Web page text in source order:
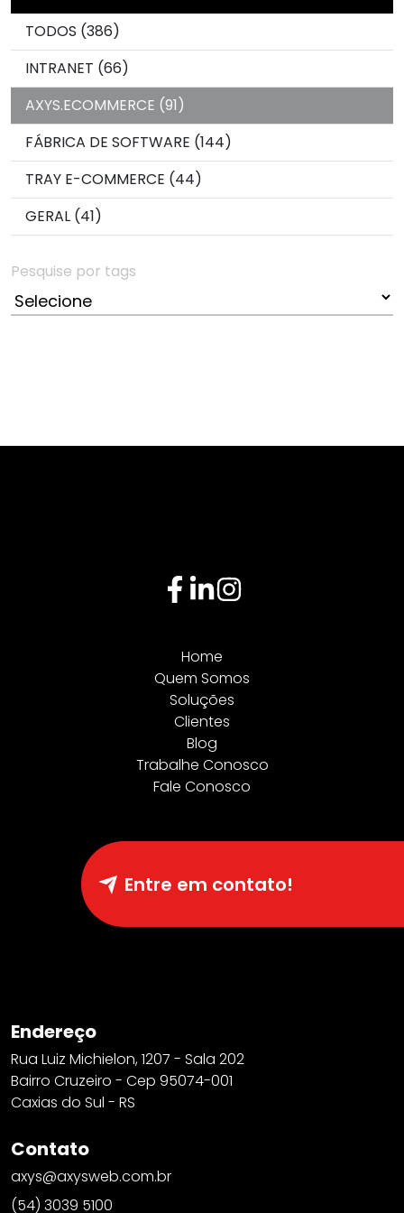
TODOS (386)
INTRANET (66)
AXYS.ECOMMERCE (91)
FÁBRICA DE SOFTWARE (144)
TRAY E-COMMERCE (44)
GERAL (41)
Pesquise por tags
Endereço
Rua Luiz Michielon, 1207 - Sala 202
Bairro Cruzeiro - Cep 95074-001
Caxias do Sul - RS
Contato
axys@axysweb.com.br
(54) 3039 5100
Home
Quem Somos
Soluções
Clientes
Blog
Trabalhe Conosco
Fale Conosco
Entre em contato!